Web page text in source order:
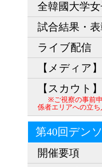
全韓國大学
試合結果・
ライブ配信
【メディア
【スカウト
※ご視察の事前
係者エリアへの立
第40回デン
開催要項